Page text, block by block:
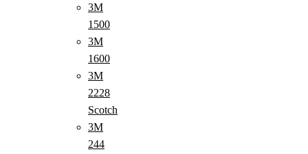
3M
1500
3M
1600
3M
2228
Scotch
3M
244